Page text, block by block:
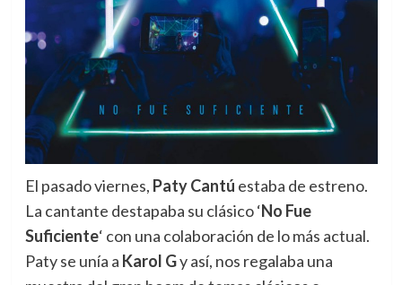
El pasado viernes, Paty Cantú estaba de estreno.
La cantante destapaba su clásico ‘No Fue
Suficiente‘ con una colaboración de lo más actual.
Paty se unía a Karol Gy así, nos regalaba una